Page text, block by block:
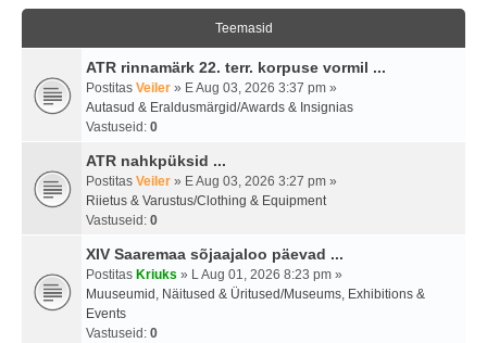
Teemasid
ATR rinnamärk 22. terr. korpuse vormil ...
Postitas Veiler » E Aug 03, 2026 3:37 pm »
Autasud & Eraldusmärgid/Awards & Insignias
Vastuseid: 0
ATR nahkpüksid ...
Postitas Veiler » E Aug 03, 2026 3:27 pm »
Riietus & Varustus/Clothing & Equipment
Vastuseid: 0
XIV Saaremaa sõjaajaloo päevad ...
Postitas Kriuks » L Aug 01, 2026 8:23 pm »
Muuseumid, Näitused & Üritused/Museums, Exhibitions &
Events
Vastuseid: 0